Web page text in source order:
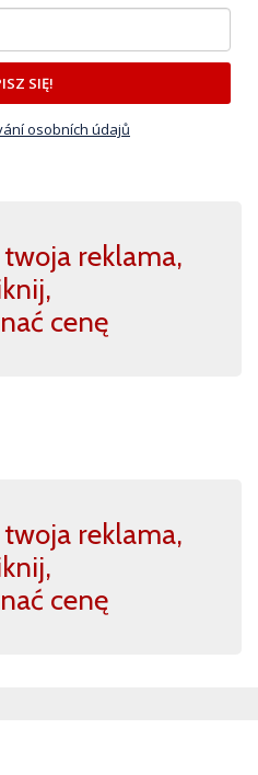
SIĘ!
osobních údajů
reklama,
cenę
reklama,
cenę